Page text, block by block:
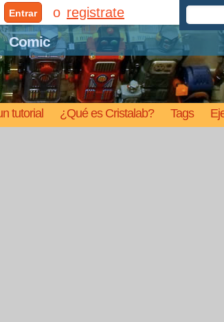
Comic
tutorial ¿Qué es Cristalab? Tags
Entrar registrate